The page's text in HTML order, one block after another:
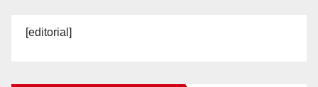
[editorial]